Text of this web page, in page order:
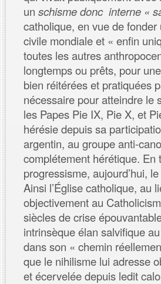
un schisme donc interne «
catholique, en vue de
civile mondiale et « enfin
toutes les autres
longtemps ou prêts, pour une
bien réitérées et pratiquées
nécessaire pour atteindre le
les Papes Pie IX, Pie X, et
hérésie depuis sa
argentin, au groupe anti-
complétement hérétique.
progressisme, aujourd’hui,
Ainsi l’Église catholique, au
objectivement au
siècles de crise
intrinsèque élan salvifique
dans son « chemin
que le nihilisme lui adresse
et écervelée depuis ledit